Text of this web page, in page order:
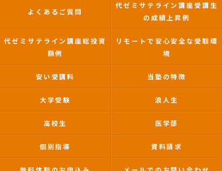
よくあるご質問
代ゼミサテライン講座受講生
の成績上昇例
代ゼミサテライン講座総投資
額例
リモートで安心安全な受験環
境
安い受講料 当塾の特徴
大学受験 浪人生
高校生 医学部
個別指導 資料請求